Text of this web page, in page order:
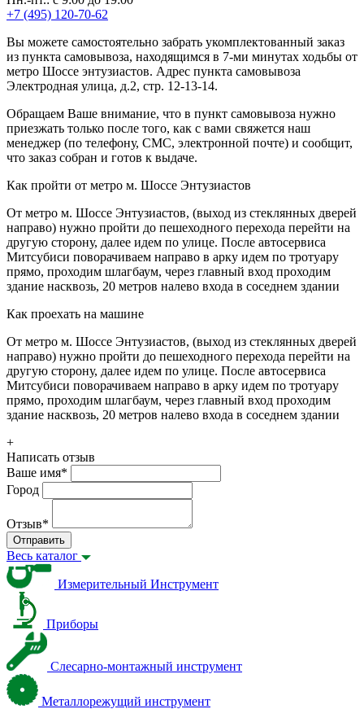
+7 (495) 120-70-62
Вы можете самостоятельно забрать укомплектованный заказ
из пункта самовывоза, находящимся в 7-ми минутах ходьбы от
метро Шоссе энтузиастов. Адрес пункта самовывоза
Электродная улица, д.2, стр. 12-13-14.
Обращаем Ваше внимание, что в пункт самовывоза нужно
приезжать только после того, как с вами свяжется наш
менеджер (по телефону, СМС, электронной почте) и сообщит,
что заказ собран и готов к выдаче.
Как пройти от метро м. Шоссе Энтузиастов
От метро м. Шоссе Энтузиастов, (выход из стеклянных дверей
направо) нужно пройти до пешеходного перехода перейти на
другую сторону, далее идем по улице. После автосервиса
Митсубиси поворачиваем направо в арку идем по тротуару
прямо, проходим шлагбаум, через главный вход проходим
здание насквозь, 20 метров налево входа в соседнем здании
Как проехать на машине
От метро м. Шоссе Энтузиастов, (выход из стеклянных дверей
направо) нужно пройти до пешеходного перехода перейти на
другую сторону, далее идем по улице. После автосервиса
Митсубиси поворачиваем направо в арку идем по тротуару
прямо, проходим шлагбаум, через главный вход проходим
здание насквозь, 20 метров налево входа в соседнем здании
+
Написать отзыв
Ваше имя*
Город
Отзыв*
Отправить
Весь каталог
Измерительный Инструмент
Приборы
Слесарно-монтажный инструмент
Металлорежущий инструмент